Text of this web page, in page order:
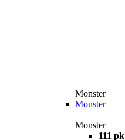
Monster
Monster
Monster
111 pk